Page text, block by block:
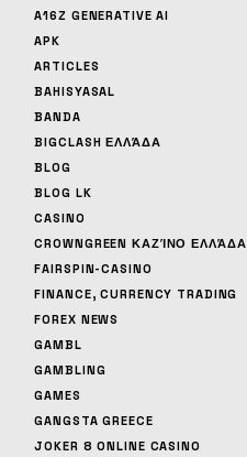
A16Z GENERATIVE AI
APK
ARTICLES
BAHISYASAL
BANDA
BIGCLASH ΕΛΛΆΔΑ
BLOG
BLOG LK
CASINO
CROWNGREEN ΚΑΖΊΝΟ ΕΛΛΆΔΑ
FAIRSPIN-CASINO
FINANCE, CURRENCY TRADING
FOREX NEWS
GAMBL
GAMBLING
GAMES
GANGSTA GREECE
JOKER 8 ONLINE CASINO